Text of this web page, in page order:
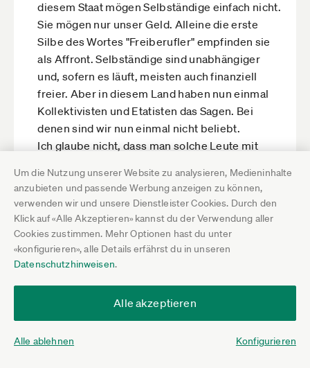
Um die Nutzung unserer Website zu analysieren, Medieninhalte
anzubieten und passende Werbung anzeigen zu können,
verwenden wir und unsere Dienstleister Cookies. Durch den
Klick auf «Alle Akzeptieren» kannst du der Verwendung aller
Cookies zustimmen. Mehr Optionen hast du unter
«konfigurieren», alle Details erfährst du in unseren
Datenschutzhinweisen.
Alle akzeptieren
Alle ablehnen Konfigurieren
diesem Staat mögen Selbständige einfach nicht.
Sie mögen nur unser Geld. Alleine die erste
Silbe des Wortes "Freiberufler" empfinden sie
als Affront. Selbständige sind unabhängiger
und, sofern es läuft, meisten auch finanziell
freier. Aber in diesem Land haben nun einmal
Kollektivisten und Etatisten das Sagen. Bei
denen sind wir nun einmal nicht beliebt.
Ich glaube nicht, dass man solche Leute mit
Schon gar nicht mit Argumenten der
Österreichischen Schule wie es gerade J. Milei
in Argentinien gelingt. Davon verstehen sie
nichts. Sie sind staatsgläubig. Und da stören
Selbständige nun einmal. Dass der Kampf des
Staates gegen Selbständige erfolgreich ist,
sieht man ja inzwischen daran, dass sich kaum
noch einer selbständig macht. Langfristige
negative Aussichten für die Wirtschaft
interessieren da nicht. Diejenigen, die es zu